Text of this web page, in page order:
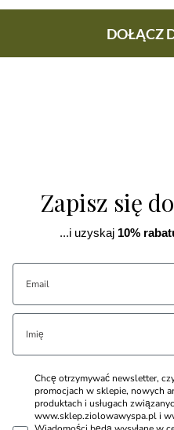
DOŁĄCZ
Zapisz się
...i uzyskaj10%
Chcę otrzymywać newsletter,
promocjach w sklepie, nowych
produktach i usługach
www.sklep.ziolowawyspa.pl i